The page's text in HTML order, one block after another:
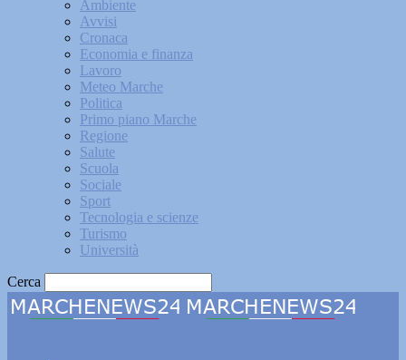
Ambiente
Avvisi
Cronaca
Economia e finanza
Lavoro
Meteo Marche
Politica
Primo piano Marche
Regione
Salute
Scuola
Sociale
Sport
Tecnologia e scienze
Turismo
Università
Cerca